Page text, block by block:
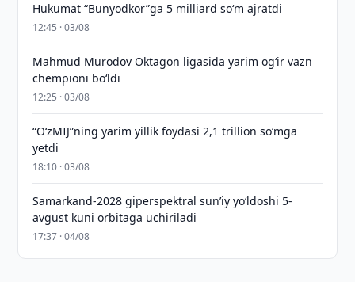
Hukumat “Bunyodkor”ga 5 milliard so‘m ajratdi
12:45 · 03/08
Mahmud Murodov Oktagon ligasida yarim og‘ir vazn
chempioni bo‘ldi
12:25 · 03/08
“O‘zMIJ”ning yarim yillik foydasi 2,1 trillion so‘mga
yetdi
18:10 · 03/08
Samarkand-2028 giperspektral sun’iy yo‘ldoshi 5-
avgust kuni orbitaga uchiriladi
17:37 · 04/08